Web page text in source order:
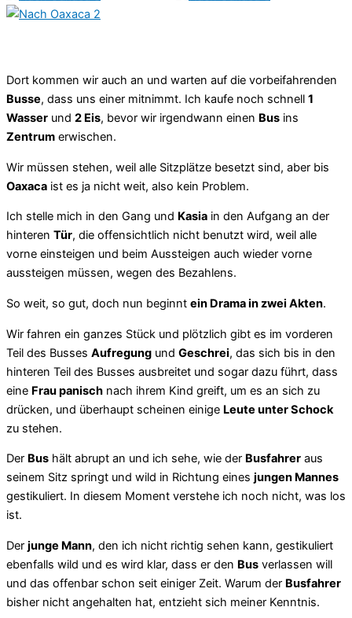
Dort kommen wir auch an und warten auf die vorbeifahrenden
Busse, dass uns einer mitnimmt. Ich kaufe noch schnell 1
Wasser und 2 Eis, bevor wir irgendwann einen Bus ins
Zentrum erwischen.
Wir müssen stehen, weil alle Sitzplätze besetzt sind, aber bis
Oaxaca ist es ja nicht weit, also kein Problem.
Ich stelle mich in den Gang und Kasia in den Aufgang an der
hinteren Tür, die offensichtlich nicht benutzt wird, weil alle
vorne einsteigen und beim Aussteigen auch wieder vorne
aussteigen müssen, wegen des Bezahlens.
So weit, so gut, doch nun beginnt ein Drama in zwei Akten.
Wir fahren ein ganzes Stück und plötzlich gibt es im vorderen
Teil des Busses Aufregung und Geschrei, das sich bis in den
hinteren Teil des Busses ausbreitet und sogar dazu führt, dass
eine Frau panisch nach ihrem Kind greift, um es an sich zu
drücken, und überhaupt scheinen einige Leute unter Schock
zu stehen.
Der Bus hält abrupt an und ich sehe, wie der Busfahrer aus
seinem Sitz springt und wild in Richtung eines jungen Mannes
gestikuliert. In diesem Moment verstehe ich noch nicht, was los
ist.
Der junge Mann, den ich nicht richtig sehen kann, gestikuliert
ebenfalls wild und es wird klar, dass er den Bus verlassen will
und das offenbar schon seit einiger Zeit. Warum der Busfahrer
bisher nicht angehalten hat, entzieht sich meiner Kenntnis.